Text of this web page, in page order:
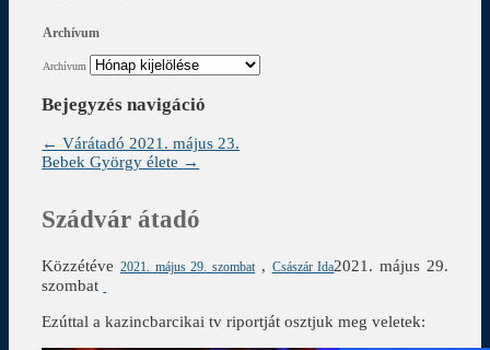
Archívum
Archívum
Bejegyzés navigáció
← Várátadó 2021. május 23.
Bebek György élete →
Szádvár átadó
Közzétéve 2021. május 29. szombat , Császár Ida2021. május 29.
szombat
Ezúttal a kazincbarcikai tv riportját osztjuk meg veletek: